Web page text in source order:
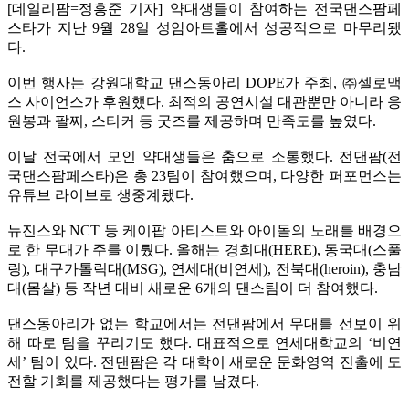
[데일리팜=정흥준 기자] 약대생들이 참여하는 전국댄스팜페
스타가 지난 9월 28일 성암아트홀에서 성공적으로 마무리됐
다.
이번 행사는 강원대학교 댄스동아리 DOPE가 주최, ㈜셀로맥
스 사이언스가 후원했다. 최적의 공연시설 대관뿐만 아니라 응
원봉과 팔찌, 스티커 등 굿즈를 제공하며 만족도를 높였다.
이날 전국에서 모인 약대생들은 춤으로 소통했다. 전댄팜(전
국댄스팜페스타)은 총 23팀이 참여했으며, 다양한 퍼포먼스는
유튜브 라이브로 생중계됐다.
뉴진스와 NCT 등 케이팝 아티스트와 아이돌의 노래를 배경으
로 한 무대가 주를 이뤘다. 올해는 경희대(HERE), 동국대(스풀
링), 대구가톨릭대(MSG), 연세대(비연세), 전북대(heroin), 충남
대(몸살) 등 작년 대비 새로운 6개의 댄스팀이 더 참여했다.
댄스동아리가 없는 학교에서는 전댄팜에서 무대를 선보이 위
해 따로 팀을 꾸리기도 했다. 대표적으로 연세대학교의 ‘비연
세’ 팀이 있다. 전댄팜은 각 대학이 새로운 문화영역 진출에 도
전할 기회를 제공했다는 평가를 남겼다.